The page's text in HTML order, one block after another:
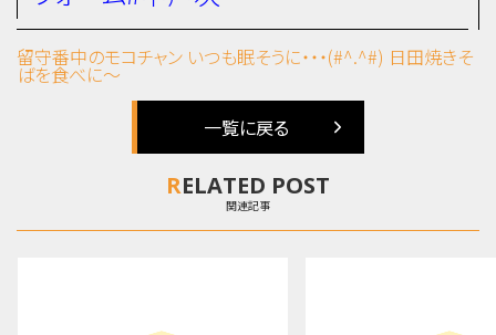
留守番中のモコチャン いつも眠そうに・・・(#^.^#) 日田焼きそ
ばを食べに～
一覧に戻る
RELATED POST
関連記事